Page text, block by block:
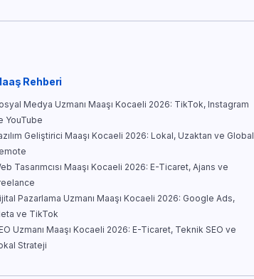
Rehberi
Medya Uzmanı Maaşı Kocaeli 2026: TikTok, Instagram
YouTube
Geliştirici Maaşı Kocaeli 2026: Lokal, Uzaktan ve Global
Tasarımcısı Maaşı Kocaeli 2026: E-Ticaret, Ajans ve
Pazarlama Uzmanı Maaşı Kocaeli 2026: Google Ads,
ve TikTok
Uzmanı Maaşı Kocaeli 2026: E-Ticaret, Teknik SEO ve
Strateji